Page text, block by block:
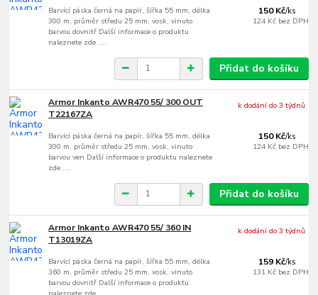
Barvící páska černá na papír, šířka 55 mm, délka
300 m, průměr středu 25 mm, vosk, vinuto
barvou dovnitř Další informace o produktu
naleznete zde ....
150 Kč/ks
124 Kč bez DPH
Přidat do košíku
Armor Inkanto AWR470 55/ 300 OUT
T22167ZA
Barvící páska černá na papír, šířka 55 mm, délka
300 m, průměr středu 25 mm, vosk, vinuto
barvou ven Další informace o produktu naleznete
zde ....
150 Kč/ks
124 Kč bez DPH
k dodání do 3 týdnů
Přidat do košíku
Armor Inkanto AWR470 55/ 360 IN
T13019ZA
Barvící páska černá na papír, šířka 55 mm, délka
360 m, průměr středu 25 mm, vosk, vinuto
barvou dovnitř Další informace o produktu
159 Kč/ks
131 Kč bez DPH
k dodání do 3 týdnů